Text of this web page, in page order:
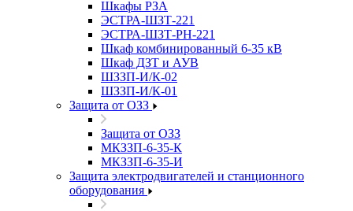
Шкафы РЗА
ЭСТРА-ШЗТ-221
ЭСТРА-ШЗТ-РН-221
Шкаф комбинированный 6-35 кВ
Шкаф ДЗТ и АУВ
ШЗЗП-И/К-02
ШЗЗП-И/К-01
Защита от ОЗЗ
Защита от ОЗЗ
МКЗЗП-6-35-К
МКЗЗП-6-35-И
Защита элеĸтродвигателей и станционного
оборудования